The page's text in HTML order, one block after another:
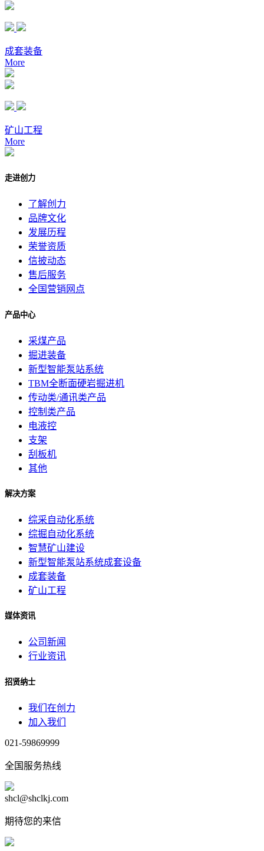
成套装备
More
矿山工程
More
走进创力
了解创力
品牌文化
发展历程
荣誉资质
信披动态
售后服务
全国营销网点
产品中心
采煤产品
掘进装备
新型智能泵站系统
TBM全断面硬岩掘进机
传动类/通讯类产品
控制类产品
电液控
支架
刮板机
其他
解决方案
综采自动化系统
综掘自动化系统
智慧矿山建设
新型智能泵站系统成套设备
成套装备
矿山工程
媒体资讯
公司新闻
行业资讯
招贤纳士
我们在创力
加入我们
021-59869999
全国服务热线
shcl@shclkj.com
期待您的来信